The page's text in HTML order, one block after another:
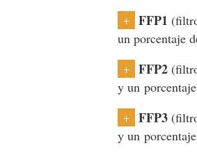
+ FFP1
un porcentaje
+ FFP2
y un
+ FFP3
y un